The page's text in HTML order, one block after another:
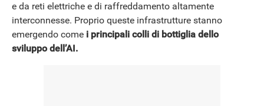
e da reti elettriche e di raffreddamento altamente
interconnesse. Proprio queste infrastrutture stanno
emergendo come i principali colli di bottiglia dello
sviluppo dell’AI.